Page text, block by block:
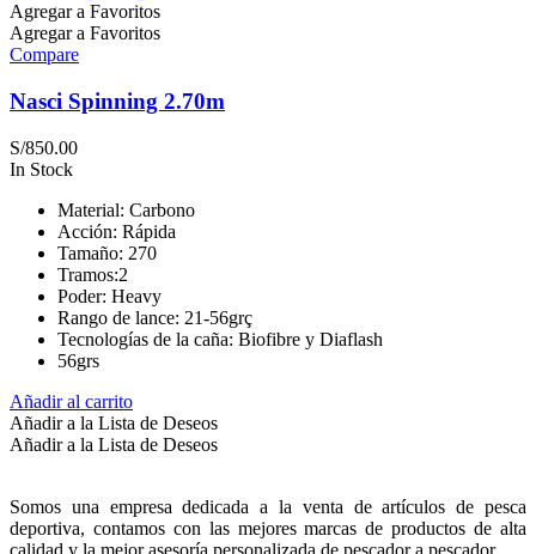
Agregar a Favoritos
Agregar a Favoritos
Compare
Nasci Spinning 2.70m
S/850.00
In Stock
Material: Carbono
Acción: Rápida
Tamaño: 270
Tramos:2
Poder: Heavy
Rango de lance: 21-56grç
Tecnologías de la caña: Biofibre y Diaflash
56grs
Añadir al carrito
Añadir a la Lista de Deseos
Añadir a la Lista de Deseos
Somos una empresa dedicada a la venta de artículos de pesca
deportiva, contamos con las mejores marcas de productos de alta
calidad y la mejor asesoría personalizada de pescador a pescador